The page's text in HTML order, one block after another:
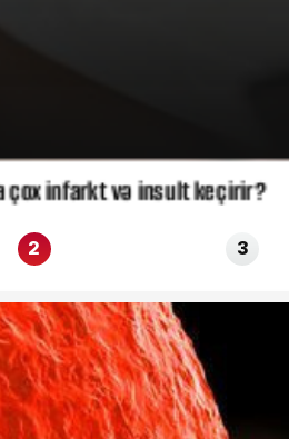
çox infarkt və insult keçirir?
2 3